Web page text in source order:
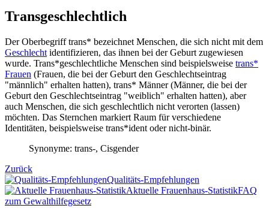
Transgeschlechtlich
Der Oberbegriff trans* bezeichnet Menschen, die sich nicht mit dem
Geschlecht identifizieren, das ihnen bei der Geburt zugewiesen
wurde. Trans*geschlechtliche Menschen sind beispielsweise trans*
Frauen (Frauen, die bei der Geburt den Geschlechtseintrag
"männlich" erhalten hatten), trans* Männer (Männer, die bei der
Geburt den Geschlechtseintrag "weiblich" erhalten hatten), aber
auch Menschen, die sich geschlechtlich nicht verorten (lassen)
möchten. Das Sternchen markiert Raum für verschiedene
Identitäten, beispielsweise trans*ident oder nicht-binär.
Synonyme: trans-, Cisgender
Zurück
Qualitäts-Empfehlungen
Aktuelle Frauenhaus-StatistikFAQ
zum Gewalthilfegesetz